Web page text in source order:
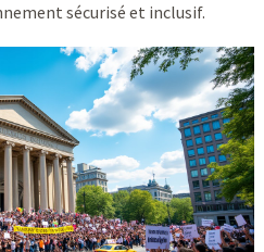
sécurisé et inclusif.